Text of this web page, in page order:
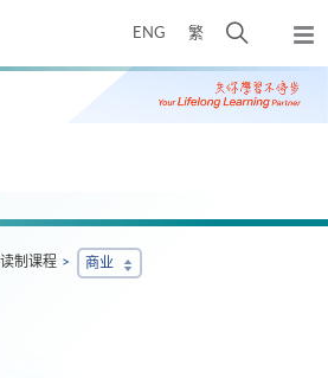
ENG 繁
开
搜
寻
弹
出
主
制课程 商业